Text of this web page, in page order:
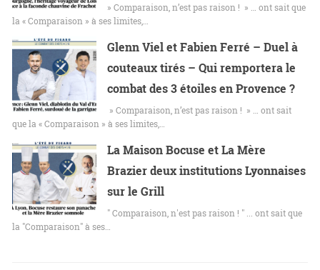
» Comparaison, n’est pas raison ! » … ont sait que
la « Comparaison » à ses limites,…
Glenn Viel et Fabien Ferré – Duel à
couteaux tirés – Qui remportera le
combat des 3 étoiles en Provence ?
» Comparaison, n’est pas raison ! » … ont sait
que la « Comparaison » à ses limites,…
La Maison Bocuse et La Mère
Brazier deux institutions Lyonnaises
sur le Grill
" Comparaison, n'est pas raison ! " ... ont sait que
la "Comparaison" à ses…